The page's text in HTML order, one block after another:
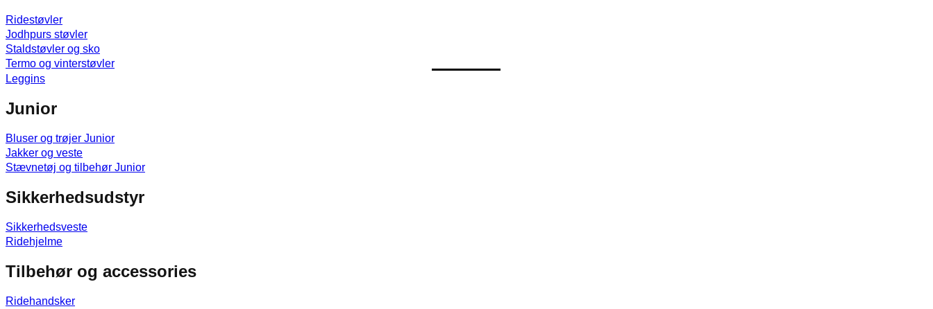
Ridestøvler
Jodhpurs støvler
Staldstøvler og sko
Termo og vinterstøvler
Leggins
Junior
Bluser og trøjer Junior
Jakker og veste
Stævnetøj og tilbehør Junior
Sikkerhedsudstyr
Sikkerhedsveste
Ridehjelme
Tilbehør og accessories
Ridehandsker